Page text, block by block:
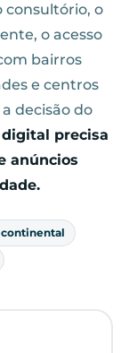
consultório, o
o acesso
bairros
e centros
decisão do
precisa
anúncios